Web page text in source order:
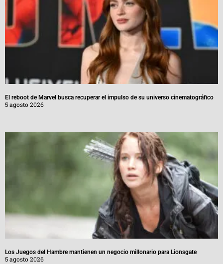
El reboot de Marvel busca recuperar el impulso de su universo cinematográfico
5 agosto 2026
Los Juegos del Hambre mantienen un negocio millonario para Lionsgate
5 agosto 2026